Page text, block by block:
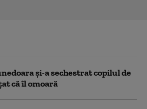
și-a sechestrat copilul de
că îl omoară